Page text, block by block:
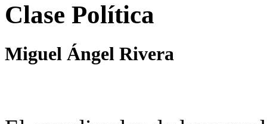
Clase Política
Miguel Ángel Rivera